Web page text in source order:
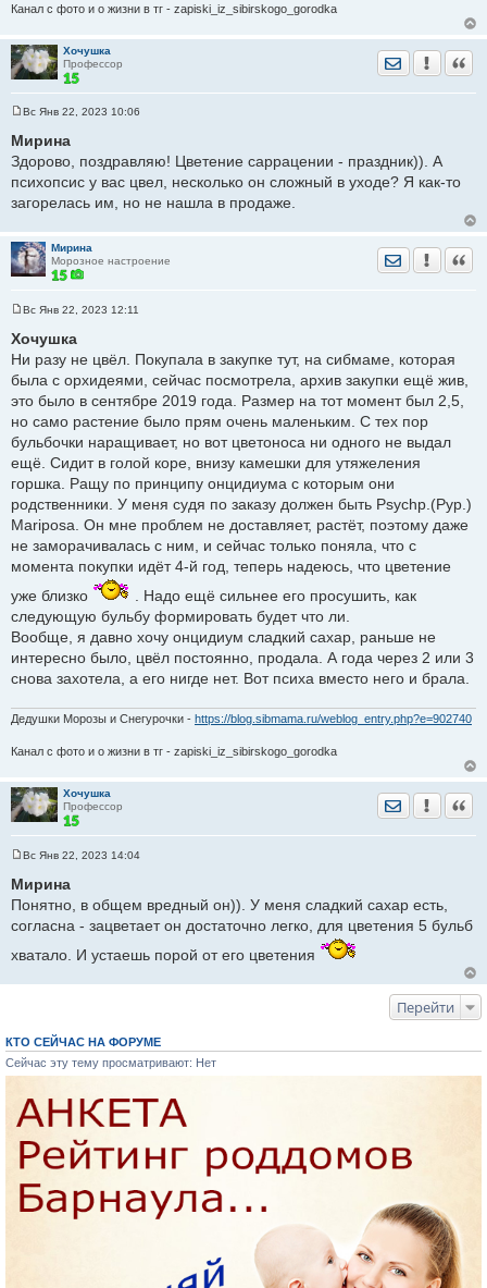
Канал с фото и о жизни в тг - zapiski_iz_sibirskogo_gorodka
Хочушка
Профессор
Отправить
о
б
щ
е
н
Вс Янв 22, 2023 10:06
Мирина
Здорово, поздравляю! Цветение саррацении - праздник)). А
психопсис у вас цвел, несколько он сложный в уходе? Я как-то
загорелась им, но не нашла в продаже.
Мирина
Морозное настроение
Отправить
о
б
е
н
е
Вс Янв 22, 2023 12:11
Хочушка
Ни разу не цвёл. Покупала в закупке тут, на сибмаме, которая
была с орхидеями, сейчас посмотрела, архив закупки ещё жив,
это было в сентябре 2019 года. Размер на тот момент был 2,5,
но само растение было прям очень маленьким. С тех пор
бульбочки наращивает, но вот цветоноса ни одного не выдал
ещё. Сидит в голой коре, внизу камешки для утяжеления
горшка. Ращу по принципу онцидиума с которым они
родственники. У меня судя по заказу должен быть Psychp.(Pyp.)
Mariposa. Он мне проблем не доставляет, растёт, поэтому даже
не заморачивалась с ним, и сейчас только поняла, что с
момента покупки идёт 4-й год, теперь надеюсь, что цветение
уже близко
. Надо ещё сильнее его просушить, как
следующую бульбу формировать будет что ли.
Вообще, я давно хочу онцидиум сладкий сахар, раньше не
интересно было, цвёл постоянно, продала. А года через 2 или 3
снова захотела, а его нигде нет. Вот психа вместо него и брала.
Дедушки Морозы и Снегурочки - https://blog.sibmama.ru/weblog_entry.php?e=902740
Канал с фото и о жизни в тг - zapiski_iz_sibirskogo_gorodka
Хочушка
Профессор
Отправить
о
б
е
и
Вс Янв 22, 2023 14:04
Мирина
Понятно, в общем вредный он)). У меня сладкий сахар есть,
согласна - зацветает он достаточно легко, для цветения 5 бульб
хватало. И устаешь порой от его цветения
Перейти
КТО СЕЙЧАС НА ФОРУМЕ
Сейчас эту тему просматривают: Нет